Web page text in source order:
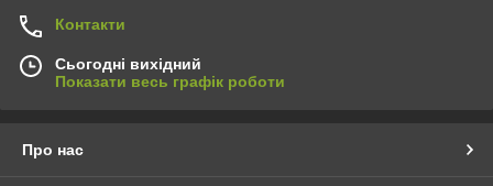
Контакти
Сьогодні вихідний
Показати весь графік роботи
Про нас